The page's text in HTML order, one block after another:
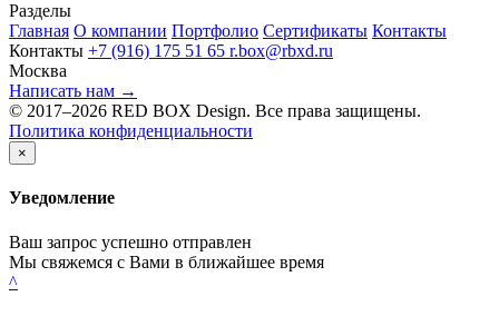
Разделы
Главная О компании Портфолио Сертификаты Контакты
Контакты +7 (916) 175 51 65 r.box@rbxd.ru
Москва
Написать нам →
© 2017–2026 RED BOX Design. Все права защищены.
Политика конфиденциальности
×
Уведомление
Ваш запрос успешно отправлен
Мы свяжемся с Вами в ближайшее время
^